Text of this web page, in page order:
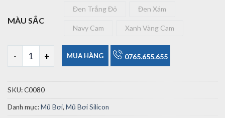
MÀU SẮC
Đen Trắng ĐỏĐen Trắng ĐỏĐen XámĐen Xám
Navy CamNavy Cam Xanh Vàng CamXanh Vàng Cam
Mũ Bơi Yingfa C0080 Sắc Màu số lượng
MUA HÀNG 0765.655.655
SKU:C0080
Danh mục:Mũ Bơi, Mũ Bơi Silicon